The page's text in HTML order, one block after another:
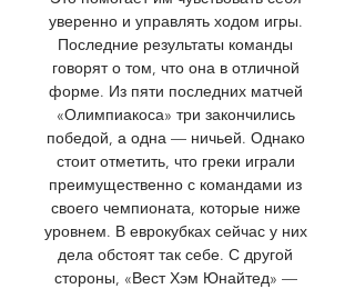
уверенно и управлять ходом игры.
Последние результаты команды
говорят о том, что она в отличной
форме. Из пяти последних матчей
«Олимпиакоса» три закончились
победой, а одна — ничьей. Однако
стоит отметить, что греки играли
преимущественно с командами из
своего чемпионата, которые ниже
уровнем. В еврокубках сейчас у них
дела обстоят так себе. С другой
стороны, «Вест Хэм Юнайтед» —